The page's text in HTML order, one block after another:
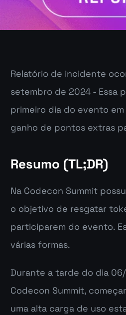
Relatório de incidente
setembro de 2024 - Essa
primeiro dia do evento
ganho de pontos extras
Resumo (TL;DR)
Na Codecon Summit
o objetivo de resgatar
participarem do evento.
várias formas.
Durante a tarde do dia
Codecon Summit,
uma alta carga de uso